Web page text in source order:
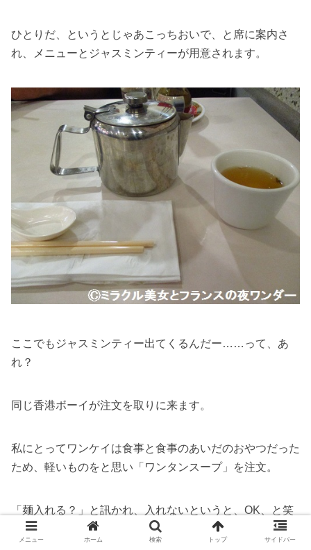
ひとりだ、というとじゃあこっちおいで、と席に案内さ
れ、メニューとジャスミンティーが用意されます。
ここでもジャスミンティー出てくるんだー……って、あ
れ？
同じ香港ボーイが注文を取りに来ます。
私にとってワンケイは食事と食事のあいだのおやつだった
ため、軽いものをと思い「ワンタンスープ」を注文。
「麺入れる？」と訊かれ、入れないというと、OK、と笑
顔さえ見せる香港ボーイ。
メニュー ホーム 検索 トップ サイドバー